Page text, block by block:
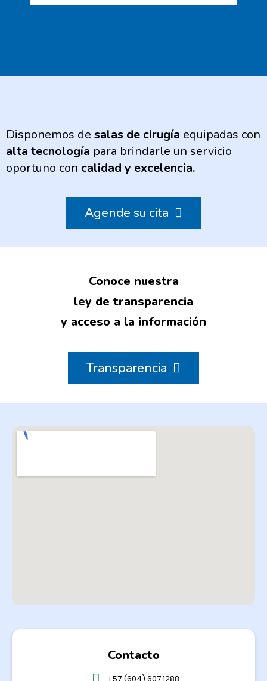
Disponemos de salas de cirugía equipadas con
alta tecnología para brindarle un servicio
oportuno con calidad y excelencia.
Agende su cita
Conoce nuestra
ley de transparencia
y acceso a la información
Transparencia
Contacto